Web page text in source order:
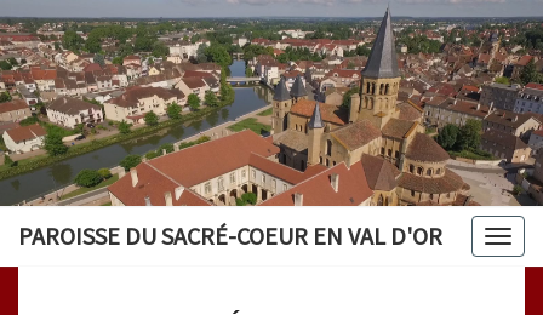
PAROISSE DU SACRÉ-COEUR EN VAL D'OR